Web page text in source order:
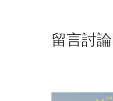
留言討